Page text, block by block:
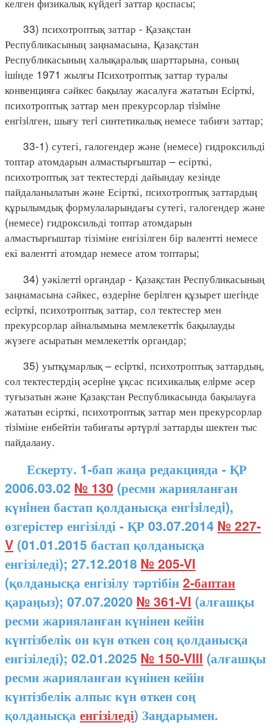
33) психотроптық заттар - Қазақстан
Республикасының заңнамасына, Қазақстан
Республикасының халықаралық шарттарына, соның
iшiнде 1971 жылғы Психотроптық заттар туралы
конвенцияға сәйкес бақылау жасалуға жататын Есiрткi,
психотроптық заттар мен прекурсорлар тiзiмiне
енгiзiлген, шығу тегi синтетикалық немесе табиғи заттар;
33-1) сутегі, галогендер және (немесе) гидроксильді
топтар атомдарын алмастырғыштар – есірткі,
психотроптық зат тектестерді дайындау кезінде
пайдаланылатын және Есірткі, психотроптық заттардың
құрылымдық формулаларындағы сутегі, галогендер және
(немесе) гидроксильді топтар атомдарын
алмастырғыштар тізіміне енгізілген бір валентті немесе
екі валентті атомдар немесе атом топтары;
34) уәкілеттi органдар - Қазақстан Республикасының
заңнамасына сәйкес, өздерiне берiлген құзырет шегiнде
есiрткi, психотроптық заттар, сол тектестер мен
прекурсорлар айналымына мемлекеттiк бақылауды
жүзеге асыратын мемлекеттiк органдар;
35) уытқұмарлық – есiрткi, психотроптық заттардың,
сол тектестердің әсерiне ұқсас психикалық елiрме әсер
туғызатын және Қазақстан Республикасында бақылауға
жататын есірткі, психотроптық заттар мен прекурсорлар
тiзiміне енбейтін табиғаты әртүрлi заттарды шектен тыс
пайдалану.
Ескерту. 1-бап жаңа редакцияда - ҚР
2006.03.02 № 130 (ресми жарияланған
күнiнен бастап қолданысқа енгiзiледi),
өзгерістер енгізілді - ҚР 03.07.2014 № 227-
V (01.01.2015 бастап қолданысқа
енгізіледі); 27.12.2018 № 205-VI
(қолданысқа енгізілу тәртібін2-баптан
қараңыз); 07.07.2020 № 361-VI (алғашқы
ресми жарияланған күнінен кейін
күнтізбелік он күн өткен соң қолданысқа
енгізіледі); 02.01.2025 № 150-VIII (алғашқы
ресми жарияланған күнінен кейін
күнтізбелік алпыс күн өткен соң
қолданысқа енгізіледі) Заңдарымен.